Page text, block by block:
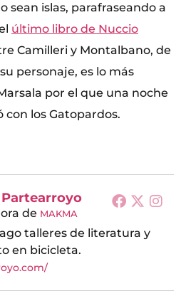
sean islas, parafraseando a
último libro de Nuccio
Camilleri y Montalbano, de
personaje, es lo más
por el que una noche
con los Gatopardos.
de MAKMA
talleres de literatura y
en bicicleta.